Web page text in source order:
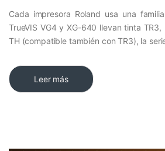
Cada impresora Roland usa una
TrueVIS VG4 y XG-640 llevan tinta
TH (compatible también con TR3), la
Leer más